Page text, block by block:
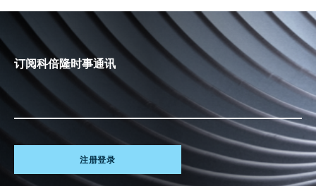
订阅科倍隆时事通讯
注册登录